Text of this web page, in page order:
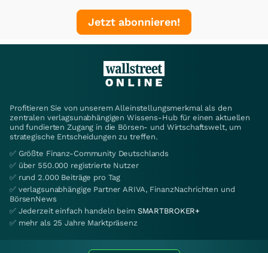
Jetzt abonnieren!
Profitieren Sie von unserem Alleinstellungsmerkmal als den
zentralen verlagsunabhängigen Wissens-Hub für einen aktuellen
und fundierten Zugang in die Börsen- und Wirtschaftswelt, um
strategische Entscheidungen zu treffen.
✅ Größte Finanz-Community Deutschlands
✅ über 550.000 registrierte Nutzer
✅ rund 2.000 Beiträge pro Tag
✅ verlagsunabhängige Partner ARIVA, FinanzNachrichten und
BörsenNews
✅ Jederzeit einfach handeln beim SMARTBROKER+
✅ mehr als 25 Jahre Marktpräsenz